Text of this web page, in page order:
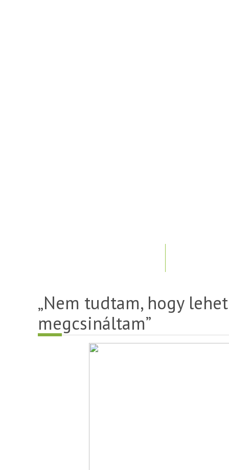
„Nem tudtam, hogy
megcsináltam”